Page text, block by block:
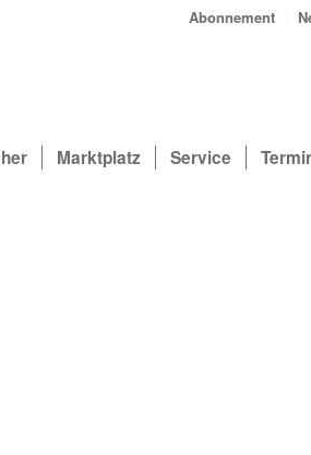
Abonnement
Marktplatz Service